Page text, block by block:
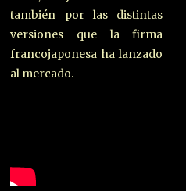
también por las distintas
versiones que la firma
francojaponesa ha lanzado
al mercado.